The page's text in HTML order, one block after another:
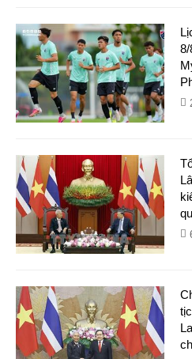
8/